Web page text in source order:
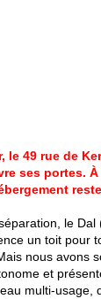
le 49 rue de
ses portes.
le
un toit pour
nous avons
et
multi-usage,